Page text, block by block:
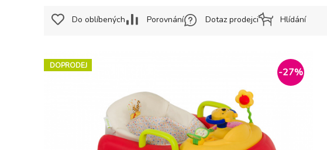
DOPRODEJ
-27%
Do oblíbených Porovnání Dotaz prodejci Hlídání